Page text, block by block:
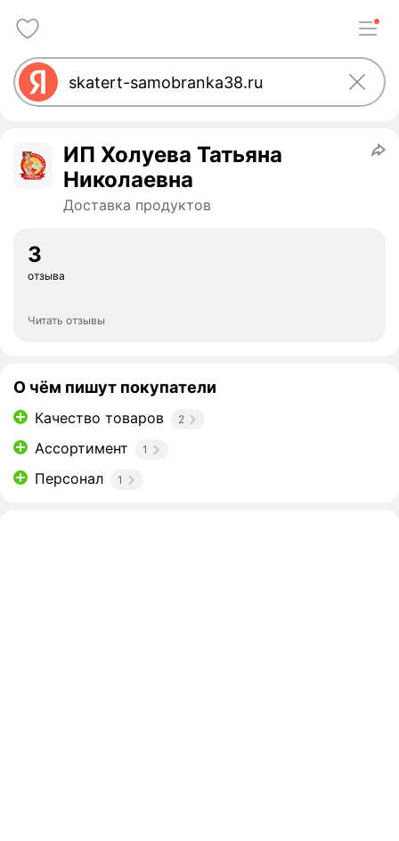
ИП Холуева Татьяна
Николаевна
Доставка продуктов
3
отзыва
Читать отзывы
О чём пишут покупатели
Качество товаров 2
Ассортимент 1
Персонал 1